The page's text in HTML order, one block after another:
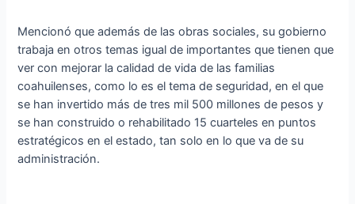
Mencionó que además de las obras sociales, su gobierno
trabaja en otros temas igual de importantes que tienen que
ver con mejorar la calidad de vida de las familias
coahuilenses, como lo es el tema de seguridad, en el que
se han invertido más de tres mil 500 millones de pesos y
se han construido o rehabilitado 15 cuarteles en puntos
estratégicos en el estado, tan solo en lo que va de su
administración.